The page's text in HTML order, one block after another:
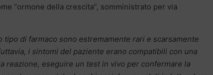
“ormone della crescita”, somministrato per via
di farmaco sono estremamente rari e scarsamente
i sintomi del paziente erano compatibili con una
reazione, eseguire un test in vivo per confermare la